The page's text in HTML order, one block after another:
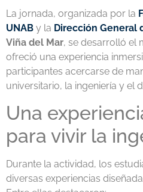
La jornada, organizada por la
UNAB y la Dirección General
Viña del Mar, se desarrolló el
ofreció una experiencia
participantes acercarse de
universitario, la ingeniería y el
Una
para vivir la
Durante la actividad, los
diversas experiencias